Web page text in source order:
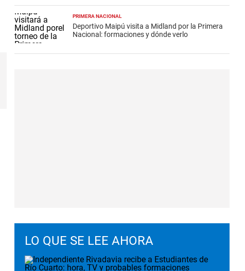
PRIMERA NACIONAL
Deportivo Maipú visita a Midland por la Primera
Nacional: formaciones y dónde verlo
LO QUE SE LEE AHORA